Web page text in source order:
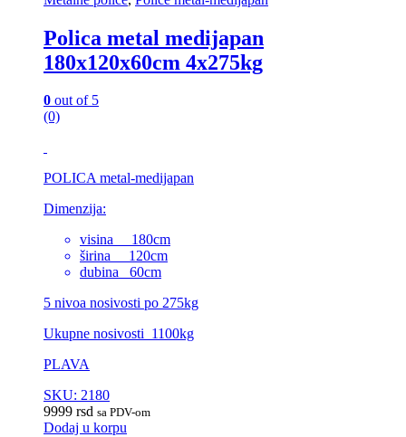
Polica metal medijapan
180x120x60cm 4x275kg
0 out of 5
(0)
POLICA metal-medijapan
Dimenzija:
visina 180cm
širina 120cm
dubina 60cm
5 nivoa nosivosti po 275kg
Ukupne nosivosti 1100kg
PLAVA
SKU: 2180
9999 rsd sa PDV-om
Dodaj u korpu